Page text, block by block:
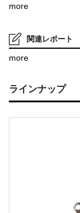
more
関連レポート
more
ラインナップ